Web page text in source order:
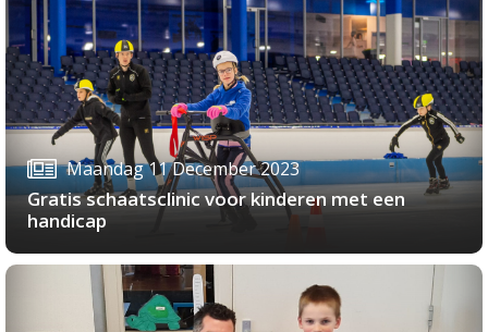
Maandag 11 December 2023
Gratis schaatsclinic voor kinderen met een
handicap